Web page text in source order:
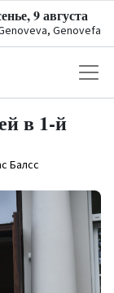
9 августа
Genovefa
в 1-й
Балсс